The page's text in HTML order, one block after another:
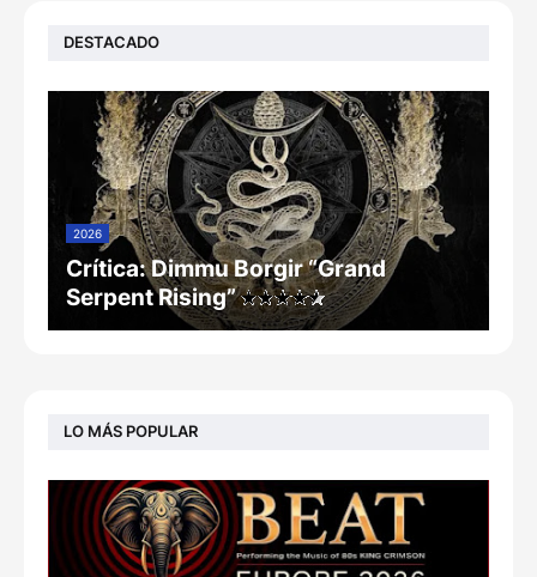
DESTACADO
2026
Crítica: Dimmu Borgir “Grand
Serpent Rising”
LO MÁS POPULAR